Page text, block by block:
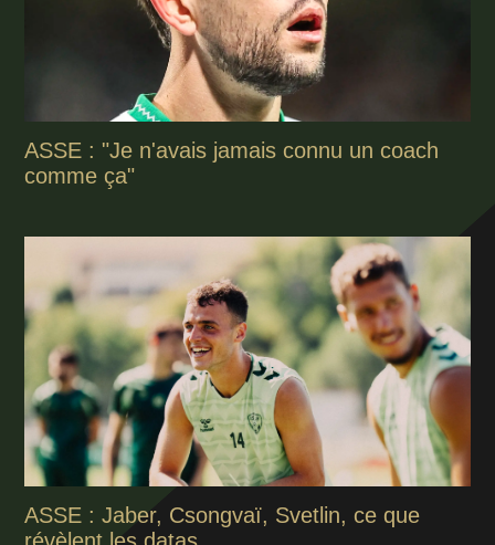
ASSE : "Je n'avais jamais connu un coach
comme ça"
ASSE : Jaber, Csongvaï, Svetlin, ce que